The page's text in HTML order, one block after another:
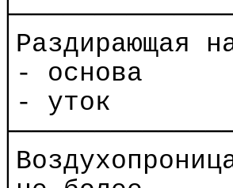
│Раздирающая
│- основа
│- уток